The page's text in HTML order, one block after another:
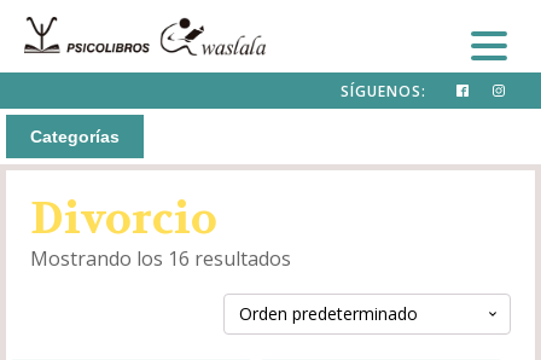
SÍGUENOS:
Categorías
Divorcio
Mostrando los 16 resultados